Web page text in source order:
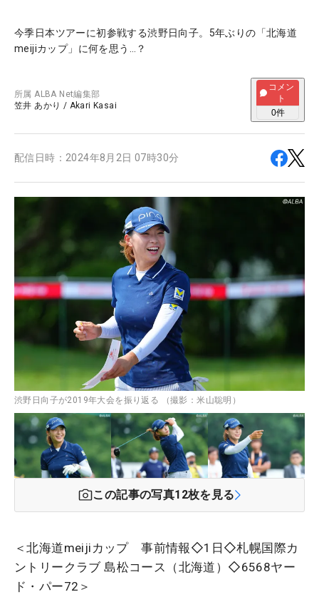
今季日本ツアーに初参戦する渋野日向子。5年ぶりの「北海道
meijiカップ」に何を思う…？
所属ALBA Net編集部
笠井 あかり / Akari Kasai
コメン
ト
0件
配信日時： 2024年8月2日 07時30分
渋野日向子が2019年大会を振り返る （撮影：米山聡明）
この記事の写真12枚を見る
＜北海道meijiカップ 事前情報◇1日◇札幌国際カ
ントリークラブ 島松コース（北海道）◇6568ヤー
ド・パー72＞